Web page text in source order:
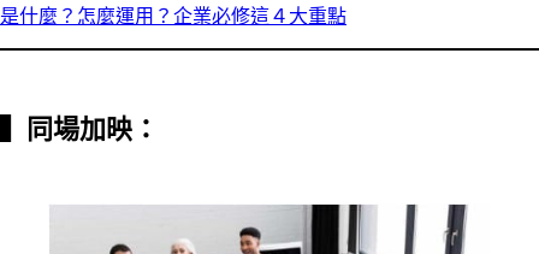
是什麼？怎麼運用？企業必修這４大重點
同場加映：